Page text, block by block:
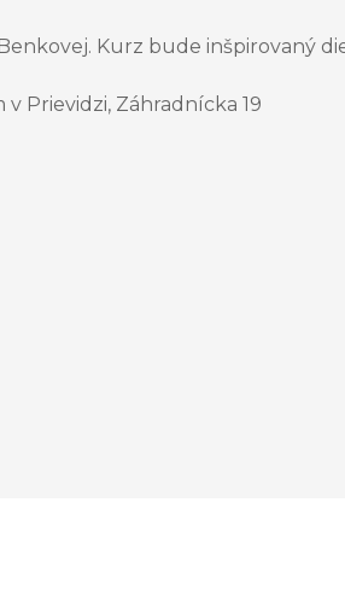
Kurz bude inšpirovaný
Prievidzi, Záhradnícka 19